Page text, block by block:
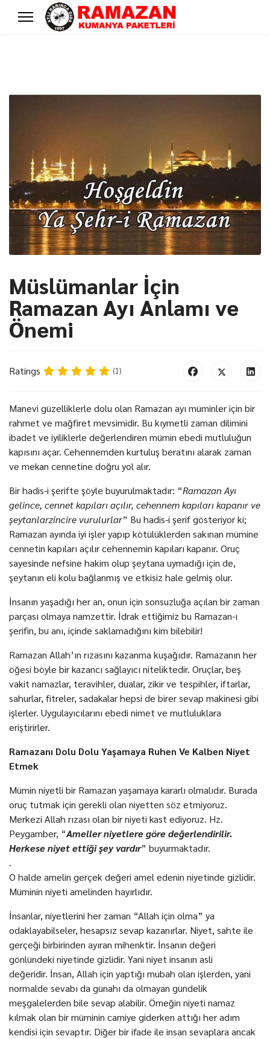
Müslümanlar İçin
Ramazan Ayı Anlamı ve
Önemi
Ratings (1)
Manevi güzelliklerle dolu olan Ramazan ayı müminler için bir
rahmet ve mağfiret mevsimidir. Bu kıymetli zaman dilimini
ibadet ve iyiliklerle değerlendiren mümin ebedi mutluluğun
kapısını açar. Cehennemden kurtuluş beratını alarak zaman
ve mekan cennetine doğru yol alır.
Bir hadis-i şerifte şöyle buyurulmaktadır: “Ramazan Ayı
gelince, cennet kapıları açılır, cehennem kapıları kapanır ve
şeytanlarzincire vurulurlar” Bu hadis-i şerif gösteriyor ki;
Ramazan ayında iyi işler yapıp kötülüklerden sakınan mümine
cennetin kapıları açılır cehennemin kapıları kapanır. Oruç
sayesinde nefsine hakim olup şeytana uymadığı için de,
şeytanın eli kolu bağlanmış ve etkisiz hale gelmiş olur.
İnsanın yaşadığı her an, onun için sonsuzluğa açılan bir zaman
parçası olmaya namzettir. İdrak ettiğimiz bu Ramazan-ı
şerifin, bu anı, içinde saklamadığını kim bilebilir!
Ramazan Allah’ın rızasını kazanma kuşağıdır. Ramazanın her
öğesi böyle bir kazancı sağlayıcı niteliktedir. Oruçlar, beş
vakit namazlar, teravihler, dualar, zikir ve tespihler, iftarlar,
sahurlar, fitreler, sadakalar hepsi de birer sevap makinesi gibi
işlerler. Uygulayıcılarını ebedi nimet ve mutluluklara
eriştirirler.
Ramazanı Dolu Dolu Yaşamaya Ruhen Ve Kalben Niyet
Etmek
Mümin niyetli bir Ramazan yaşamaya kararlı olmalıdır. Burada
oruç tutmak için gerekli olan niyetten söz etmiyoruz.
Merkezi Allah rızası olan bir niyeti kast ediyoruz. Hz.
Peygamber, “Ameller niyetlere göre değerlendirilir.
Herkese niyet ettiği şey vardır” buyurmaktadır.
.
O halde amelin gerçek değeri amel edenin niyetinde gizlidir.
Müminin niyeti amelinden hayırlıdır.
İnsanlar, niyetlerini her zaman “Allah için olma” ya
odaklayabilseler, hesapsız sevap kazanırlar. Niyet, sahte ile
gerçeği birbirinden ayıran mihenktir. İnsanın değeri
gönlündeki niyetinde gizlidir. Yani niyet insanın asli
değeridir. İnsan, Allah için yaptığı mubah olan işlerden, yani
normalde sevabı da günahı da olmayan gündelik
meşgalelerden bile sevap alabilir. Örneğin niyeti namaz
kılmak olan bir müminin camiye giderken attığı her adım
kendisi için sevaptır. Diğer bir ifade ile insan sevaplara ancak